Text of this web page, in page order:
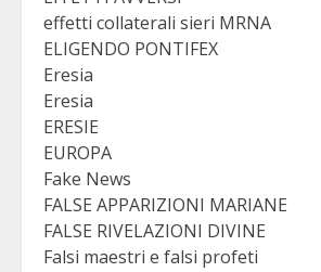
effetti collaterali sieri MRNA
ELIGENDO PONTIFEX
Eresia
Eresia
ERESIE
EUROPA
Fake News
FALSE APPARIZIONI MARIANE
FALSE RIVELAZIONI DIVINE
Falsi maestri e falsi profeti